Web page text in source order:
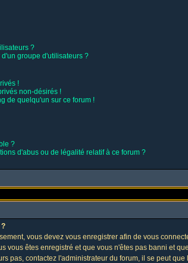
?
groupe d'utilisateurs ?
!
non-désirés !
de quelqu'un sur ce forum !
?
d'abus ou de légalité relatif à ce forum ?
?
vous devez vous enregistrer afin de vous
vous êtes enregistré et que vous n'êtes pas banni et
pas, contactez l'administrateur du forum, il se peut